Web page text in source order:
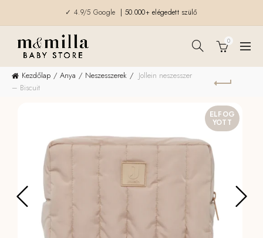
✓ 4.9/5 Google | 50.000+ elégedett szülő
0
Kezdőlap Anya Neszesszerek
Jollein neszesszer
– Biscuit
ELFOG
YOTT